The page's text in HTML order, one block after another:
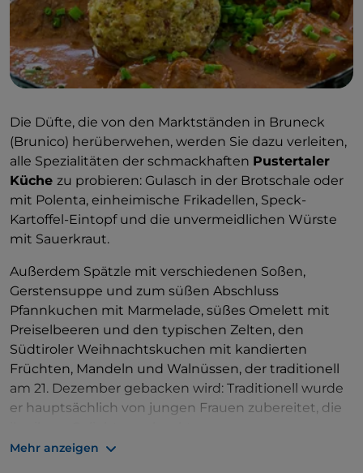
Die Düfte, die von den Marktständen in Bruneck
(Brunico) herüberwehen, werden Sie dazu verleiten,
alle Spezialitäten der schmackhaften Pustertaler
Küche zu probieren: Gulasch in der Brotschale oder
mit Polenta, einheimische Frikadellen, Speck-
Kartoffel-Eintopf und die unvermeidlichen Würste
mit Sauerkraut.
Außerdem Spätzle mit verschiedenen Soßen,
Gerstensuppe und zum süßen Abschluss
Pfannkuchen mit Marmelade, süßes Omelett mit
Preiselbeeren und den typischen Zelten, den
Südtiroler Weihnachtskuchen mit kandierten
Früchten, Mandeln und Walnüssen, der traditionell
am 21. Dezember gebacken wird: Traditionell wurde
er hauptsächlich von jungen Frauen zubereitet, die
Mehr erfahren
Mehr anzeigen